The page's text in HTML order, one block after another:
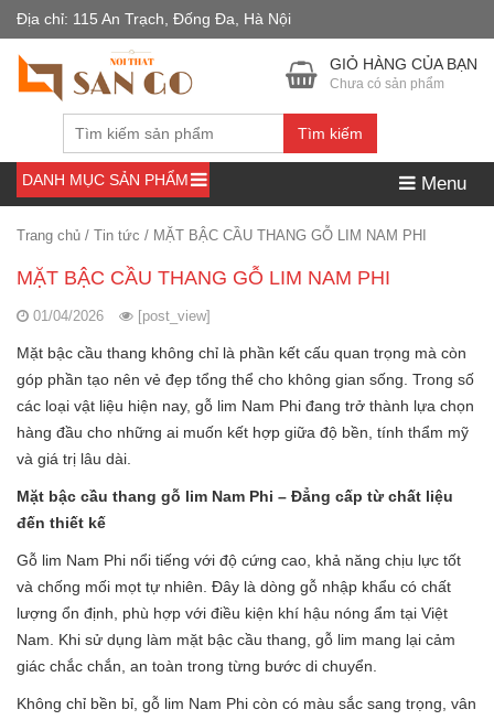
Địa chỉ: 115 An Trạch, Đống Đa, Hà Nội
Tìm kiếm
GIỎ HÀNG CỦA BẠN
Chưa có sản phẩm
DANH MỤC SẢN PHẨM Menu
Trang chủ / Tin tức / MẶT BẬC CẦU THANG GỖ LIM NAM PHI
MẶT BẬC CẦU THANG GỖ LIM NAM PHI
01/04/2026 [post_view]
Mặt bậc cầu thang không chỉ là phần kết cấu quan trọng mà còn
góp phần tạo nên vẻ đẹp tổng thể cho không gian sống. Trong số
các loại vật liệu hiện nay, gỗ lim Nam Phi đang trở thành lựa chọn
hàng đầu cho những ai muốn kết hợp giữa độ bền, tính thẩm mỹ
và giá trị lâu dài.
Mặt bậc cầu thang gỗ lim Nam Phi – Đẳng cấp từ chất liệu
đến thiết kế
Gỗ lim Nam Phi nổi tiếng với độ cứng cao, khả năng chịu lực tốt
và chống mối mọt tự nhiên. Đây là dòng gỗ nhập khẩu có chất
lượng ổn định, phù hợp với điều kiện khí hậu nóng ẩm tại Việt
Nam. Khi sử dụng làm mặt bậc cầu thang, gỗ lim mang lại cảm
giác chắc chắn, an toàn trong từng bước di chuyển.
Không chỉ bền bỉ, gỗ lim Nam Phi còn có màu sắc sang trọng, vân